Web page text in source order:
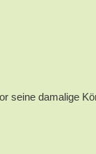
seine damalige